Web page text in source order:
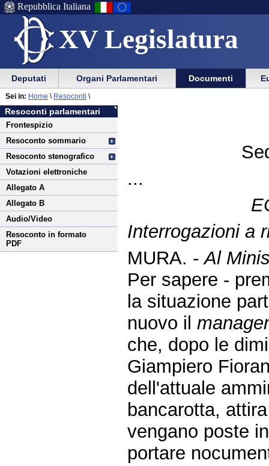
XV Legislatura
Menu
di
ausilio
alla
navigazione
Vai
Menu
di
navigazione
principale
Repubblica Italiana
Menu
di
navigazione
principale
Vai
menu
di
sezione
Deputati Organi Parlamentari Documenti
Vai
al
contenuto
Resoconti parlamentari
Frontespizio
Resoconto sommario
Resoconto stenografico
Votazioni elettroniche
Allegato A
Allegato B
Audio/Video
Resoconto in formato
PDF
Sei in: Home \ Resoconti \
...
Interrogazioni a
MURA. -Al
Per sapere -
la situazione
nuovo il
che, dopo le
Giampiero
dell'attuale
bancarotta,
vengano poste
portare